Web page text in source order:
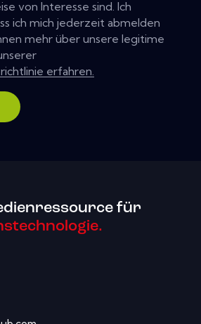
von Interesse sind. Ich
ich mich jederzeit abmelden
mehr über unsere legitime
erfahren.
für